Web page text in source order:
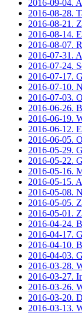
2016-09-04.
2016-08-28.
2016-08-21.
2016-08-14.
2016-08-07.
2016-07-31.
2016-07-24.
2016-07-17.
2016-07-10.
2016-07-03.
2016-06-26.
2016-06-19.
2016-06-12.
2016-06-05.
2016-05-29.
2016-05-22.
2016-05-16.
2016-05-15.
2016-05-08.
2016-05-05.
2016-05-01.
2016-04-24.
2016-04-17.
2016-04-10.
2016-04-03.
2016-03-28.
2016-03-27.
2016-03-26.
2016-03-20.
2016-03-13.